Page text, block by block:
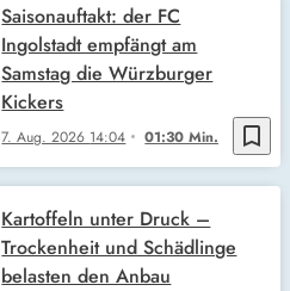
bookmark_border
7. Aug. 2026 14:04 01:30 Min.
Saisonauftakt: der FC
Ingolstadt empfängt am
Samstag die Würzburger
Kickers
Kartoffeln unter Druck –
Trockenheit und Schädlinge
belasten den Anbau